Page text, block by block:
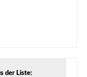
der Liste: